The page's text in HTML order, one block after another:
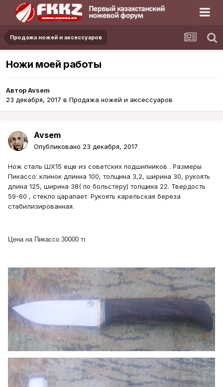
Продажа ножей и аксессуаров
Ножи моей работы
АвторAvsem
23 декабря, 2017 в Продажа ножей и аксессуаров
Avsem
Опубликовано 23 декабря, 2017
Нож сталь ШХ15 еще из советских подшипников . Размеры
Пикассо: клинок длинна 100, толщина 3,2, ширина 30, рукоять
длина 125, ширина 38( по больстеру) толщина 22. Твердость
59-60 , стекло царапает. Рукоять карельская береза
стабилизированная.
Цена на Пикассо 30000 тг.